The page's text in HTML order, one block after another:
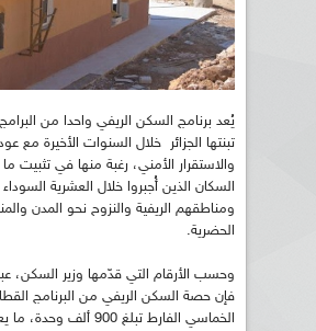
يُعد برنامج السكن الريفي واحدا من
تبنتها الجزائر خلال السنوات الأخيرة مع
والاستقرار الأمني، رغبة منها في تثبيت
السكان الذين أُجبروا خلال العشرية
ومناطقهم الريفية والنزوح نحو المدن
الحضرية.
وحسب الأرقام التي قدّمها وزير السكن،
فإن حصة السكن الريفي من البرنامج